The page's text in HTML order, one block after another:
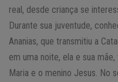
real, desde criança se
Durante sua juventude,
Ananias, que transmitiu a
em uma noite, ela e sua
Maria e o menino Jesus. No